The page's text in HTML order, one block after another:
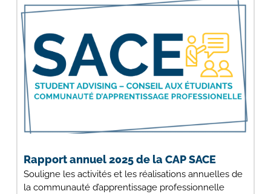
Rapport annuel 2025 de la CAP SACE
Souligne les activités et les réalisations annuelles de
la communauté d’apprentissage professionnelle